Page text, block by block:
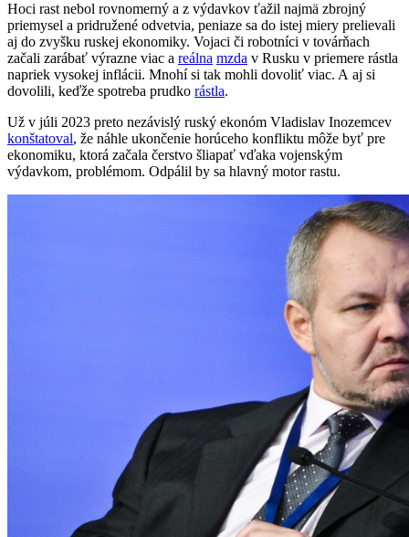
Hoci rast nebol rovnomerný a z výdavkov ťažil najmä zbrojný
priemysel a pridružené odvetvia, peniaze sa do istej miery prelievali
aj do zvyšku ruskej ekonomiky. Vojaci či robotníci v továrňach
začali zarábať výrazne viac a reálna mzda v Rusku v priemere rástla
napriek vysokej inflácii. Mnohí si tak mohli dovoliť viac. A aj si
dovolili, keďže spotreba prudko rástla.
Už v júli 2023 preto nezávislý ruský ekonóm Vladislav Inozemcev
konštatoval, že náhle ukončenie horúceho konfliktu môže byť pre
ekonomiku, ktorá začala čerstvo šliapať vďaka vojenským
výdavkom, problémom. Odpálil by sa hlavný motor rastu.